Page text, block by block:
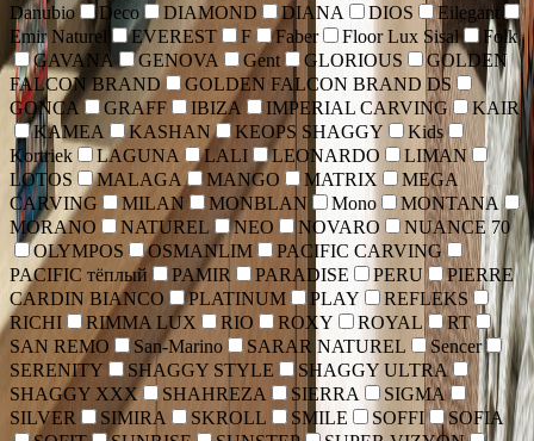
Danubio
Deco DIAMOND DIANA DIOS
Eilegant
Emir Naturel
EVEREST F Faber Floor Lux Sisal
Folk
GAVANA
GENOVA Gent GLORIOUS
GOLDEN
FALCON BRAND
GOLDEN FALCON BRAND DS
GONCA
GRAFF IBIZA IMPERIAL CARVING
KAIR
KAMEA
KASHAN KEOPS SHAGGY
Kids
Kortriek
LAGUNA LALI LEONARDO
LIMAN
LOTOS
MALAGA MANGO MATRIX
MEGA
CARVING
MILAN MONBLAN Mono
MONTANA
MORANO
NATUREL NEO NOVARO
NUANCE 70
OLYMPOS
OSMANLIM
PACIFIC CARVING
PACIFIC тёплый
PAMIR PARADISE PERU
PIERRE
CARDIN BIANCO
PLATINUM PLAY
REFLEKS
RICHI
RIMMA LUX RIO ROXY ROYAL
RT
SAN REMO
San-Marino SARAR NATUREL
Sencer
SERENITY
SHAGGY STYLE
SHAGGY ULTRA
SHAGGY XXX
SHAHREZA SIERRA
SIGMA
SILVER
SIMIRA SKROLL SMILE SOFFI
SOFIA